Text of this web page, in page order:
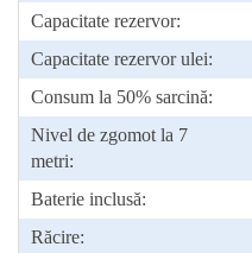
Capacitate rezervor:
Capacitate rezervor ulei:
Consum la 50% sarcină:
Nivel de zgomot la 7
metri:
Baterie inclusă:
Răcire: